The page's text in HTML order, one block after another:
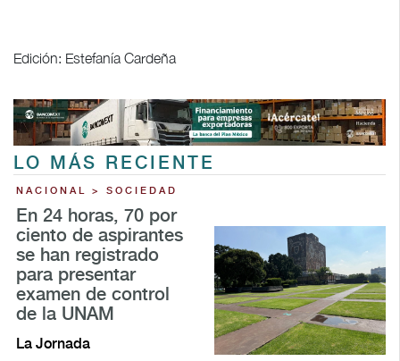
Edición: Estefanía Cardeña
LO MÁS RECIENTE
NACIONAL > SOCIEDAD
En 24 horas, 70 por
ciento de aspirantes
se han registrado
para presentar
examen de control
de la UNAM
La Jornada